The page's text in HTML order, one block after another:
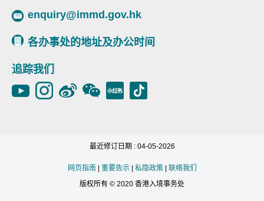
enquiry@immd.gov.hk
各办事处的地址及办公时间
追踪我们
最近修订日期 : 04-05-2026
网页指南 重要告示| 私隐政策| 联络我们
版权所有 © 2020 香港入境事务处